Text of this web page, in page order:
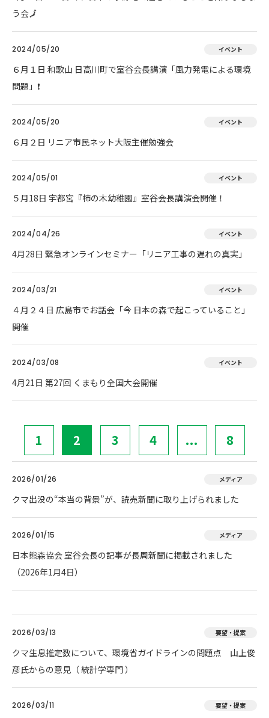
う会🗾
2024/05/20 イベント
６月１日 和歌山 日高川町で室谷会長講演「風力発電による環境
問題」❗
2024/05/20 イベント
６月２日 リニア市民ネット大阪主催勉強会
2024/05/01 イベント
５月18日 宇都宮『柿の木幼稚園』室谷会長講演会開催！
2024/04/26 イベント
4月28日 緊急オンラインセミナー「リニア工事の遅れの真実」
2024/03/21 イベント
４月２４日 広島市でお話会「今 日本の森で起こっていること」
開催
2024/03/08 イベント
4月21日 第27回 くまもり全国大会開催
1 2 3 4 ... 8
2026/01/26 メディア
クマ出没の“本当の背景”が、読売新聞に取り上げられました
2026/01/15 メディア
日本熊森協会 室谷会長の記事が長周新聞に掲載されました
（2026年1月4日）
2026/03/13 要望・提案
クマ生息推定数について、環境省ガイドラインの問題点 山上俊
彦氏からの意見（ 統計学専門 ）
2026/03/11 要望・提案